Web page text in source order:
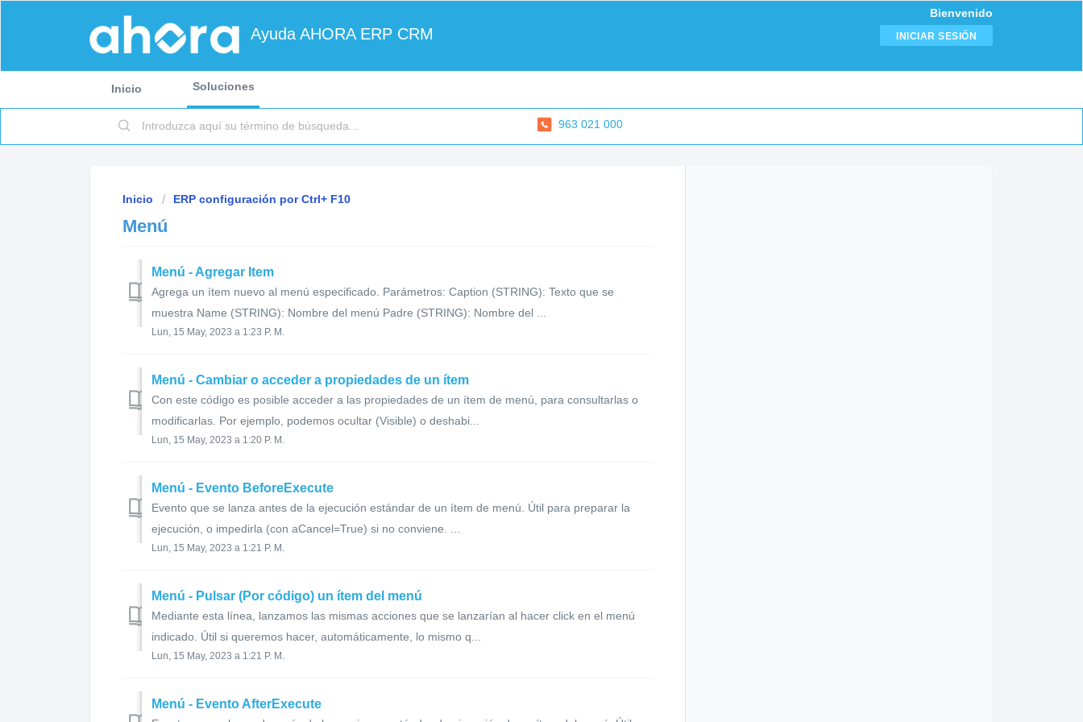
Ayuda AHORA ERP CRM
Bienvenido
INICIAR SESIÓN
Inicio Soluciones
963 021 000
Inicio ERP configuración por Ctrl+ F10
Menú
Menú - Agregar Item
Agrega un ítem nuevo al menú especificado. Parámetros: Caption (STRING): Texto que se
muestra Name (STRING): Nombre del menú Padre (STRING): Nombre del ...
Lun, 15 May, 2023 a 1:23 P. M.
Menú - Cambiar o acceder a propiedades de un ítem
Con este código es posible acceder a las propiedades de un ítem de menú, para consultarlas o
modificarlas. Por ejemplo, podemos ocultar (Visible) o deshabi...
Lun, 15 May, 2023 a 1:20 P. M.
Menú - Evento BeforeExecute
Evento que se lanza antes de la ejecución estándar de un ítem de menú. Útil para preparar la
ejecución, o impedirla (con aCancel=True) si no conviene. ...
Lun, 15 May, 2023 a 1:21 P. M.
Menú - Pulsar (Por código) un ítem del menú
Mediante esta línea, lanzamos las mismas acciones que se lanzarían al hacer click en el menú
indicado. Útil si queremos hacer, automáticamente, lo mismo q...
Lun, 15 May, 2023 a 1:21 P. M.
Menú - Evento AfterExecute